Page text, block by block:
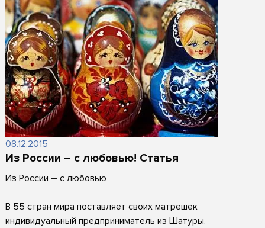
08.12.2015
Из России – с любовью! Статья
Из России – с любовью
В 55 стран мира поставляет своих матрешек
индивидуальный предприниматель из Шатуры.